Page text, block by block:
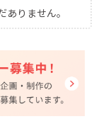
りません。